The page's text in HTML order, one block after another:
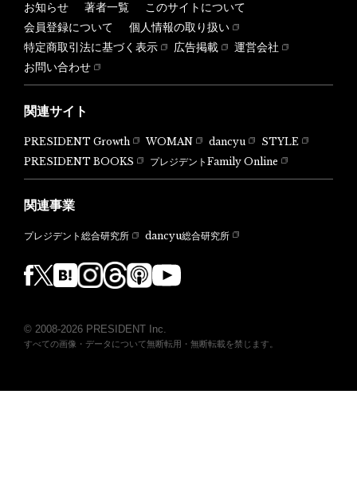
お知らせ 著者一覧
このサイトについて
会員登録について
個人情報の取り扱い
特定商取引法に基づく表示
広告掲載
運営会社
お問い合わせ
関連サイト
PRESIDENT Growth WOMAN dancyu
STYLE
PRESIDENT BOOKS
プレジデントFamily Online
関連事業
プレジデント総合研究所 dancyu総合研究所
© 2008-2026 PRESIDENT Inc.
すべての画像・データについて無断転用・無断転載を禁じます。